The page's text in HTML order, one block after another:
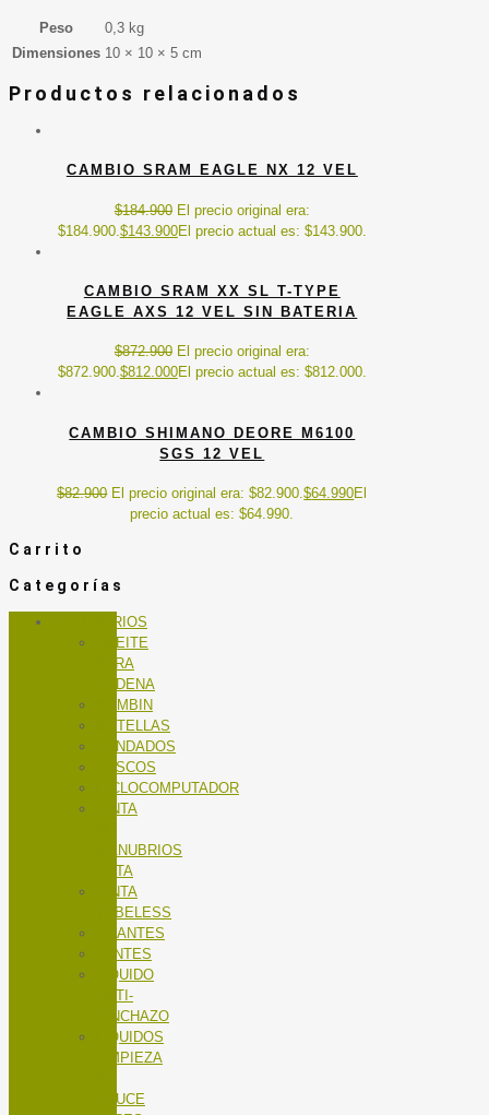
Peso
0,3 kg
Dimensiones 10 × 10 × 5 cm
Productos relacionados
CAMBIO SRAM EAGLE NX 12 VEL
$184.900 El precio original era:
$184.900. $143.900El precio actual es: $143.900.
CAMBIO SRAM XX SL T-TYPE
EAGLE AXS 12 VEL SIN BATERIA
$872.900 El precio original era:
$872.900.$812.000El precio actual es: $812.000.
CAMBIO SHIMANO DEORE M6100
SGS 12 VEL
$82.900 El precio original era: $82.900.$64.990El
precio actual es: $64.990.
Carrito
Categorías
ACCESORIOS
ACEITE
PARA
CADENA
BOMBIN
BOTELLAS
CANDADOS
CASCOS
CICLOCOMPUTADOR
CINTA
MANUBRIOS
RUTA
CINTA
TUBELESS
GUANTES
LENTES
LÍQUIDO
ANTI-
PINCHAZO
LÍQUIDOS
LIMPIEZA
SAUCE